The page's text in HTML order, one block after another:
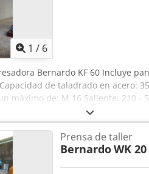
1 / 6
Bernardo KF 60 Incluye
de taladrado en acero:
máximo de: M 16 Saliente: 210 -
(8) 115 - 1750 rpm Cono del
mm Tamaño de la ranura en
Tlj An Tjha Distancia entre el
transversal (y): 175 mm
1,5 kW Potencia de entrada del
Prensa de taller
BernardoWK